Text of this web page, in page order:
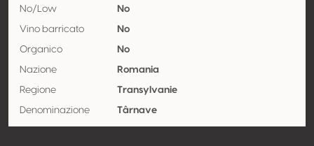
No/Low No
Vino barricato No
Organico No
Nazione Romania
Regione Transylvanie
Denominazione Târnave